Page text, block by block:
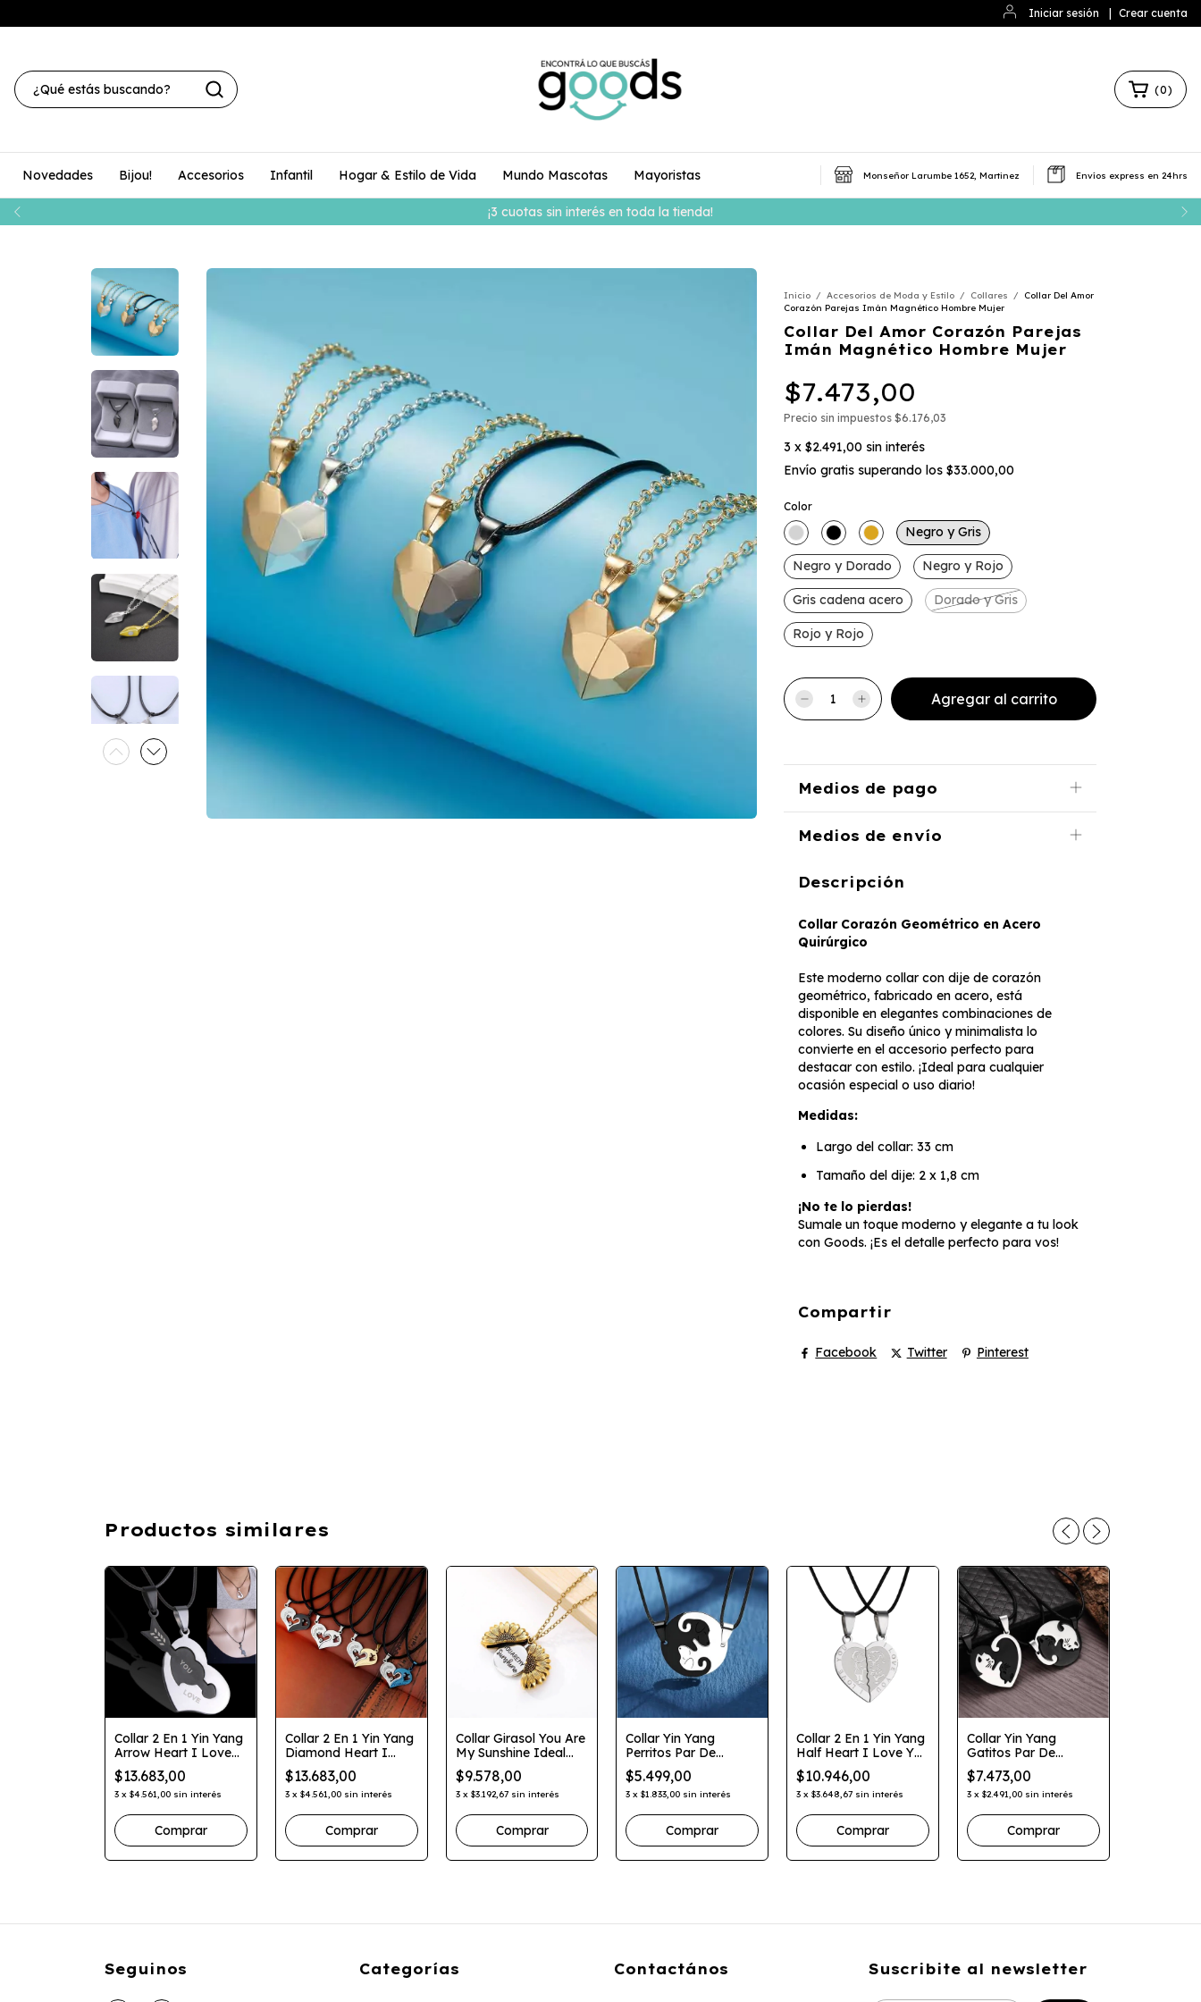
Iniciar sesión Crear cuenta
(0)
Novedades Bijou! Accesorios Infantil Hogar & Estilo de Vida Mundo Mascotas Mayoristas Monseñor Larumbe 1652, Martinez Envíos express en 24hrs
Inicio / Accesorios de Moda y Estilo / Collares /
Collar Del Amor
Corazón Parejas Imán Magnético Hombre Mujer
Collar Del Amor Corazón Parejas
Imán Magnético Hombre Mujer
$7.473,00
Precio sin impuestos $6.176,03
3 x $2.491,00 sin interés
Envío gratis superando los $33.000,00
Color
Negro y Gris
Negro y Dorado Negro y Rojo
Gris cadena acero Dorado y Gris
Rojo y Rojo
Medios de pago
Medios de envío
Descripción
Collar Corazón Geométrico en Acero
Quirúrgico
Este moderno collar con dije de corazón
geométrico, fabricado en acero, está
disponible en elegantes combinaciones de
colores. Su diseño único y minimalista lo
convierte en el accesorio perfecto para
destacar con estilo. ¡Ideal para cualquier
ocasión especial o uso diario!
Medidas:
Largo del collar: 33 cm
Tamaño del dije: 2 x 1,8 cm
¡No te lo pierdas!
Sumale un toque moderno y elegante a tu look
con Goods. ¡Es el detalle perfecto para vos!
Compartir
Facebook Twitter Pinterest
Productos similares
Collar 2 En 1 Yin Yang
Arrow Heart I Love
You Parejas Novio
$13.683,00
3 x $4.561,00 sin interés
Collar 2 En 1 Yin Yang
Diamond Heart I
Love You Parejas
$13.683,00
3 x $4.561,00 sin interés
Comprar
Collar Girasol You Are
My Sunshine Ideal
Parejas Novios
$9.578,00
3 x $3.192,67 sin interés
Collar Yin Yang
Perritos Par De
Collares
$5.499,00
3 x$1.833,00 sin interés
Comprar
Collar 2 En 1 Yin Yang
Half Heart I Love You
Parejas Novios
$10.946,00
3 x$3.648,67 sin interés
Collar Yin Yang
Gatitos Par De
Collares
$7.473,00
3 x$2.491,00 sin interés
Comprar
Seguinos Categorías Contactános Suscribite al newsletter